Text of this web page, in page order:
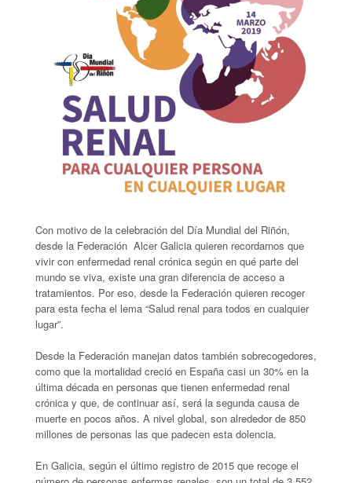
Con motivo de la celebración del Día Mundial del Riñón,
desde la Federación Alcer Galicia quieren recordarnos que
vivir con enfermedad renal crónica según en qué parte del
mundo se viva, existe una gran diferencia de acceso a
tratamientos. Por eso, desde la Federación quieren recoger
para esta fecha el lema “Salud renal para todos en cualquier
lugar”.
Desde la Federación manejan datos también sobrecogedores,
como que la mortalidad creció en España casi un 30% en la
última década en personas que tienen enfermedad renal
crónica y que, de continuar así, será la segunda causa de
muerte en pocos años. A nivel global, son alrededor de 850
millones de personas las que padecen esta dolencia.
En Galicia, según el último registro de 2015 que recoge el